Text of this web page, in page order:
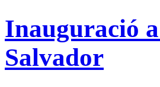
Inauguració
Salvador